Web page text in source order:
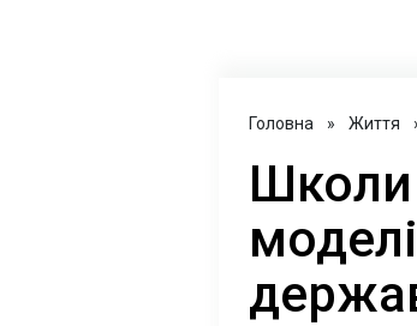
Головна » Життя
Школи